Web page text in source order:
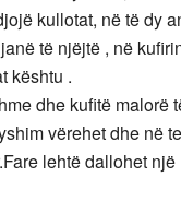
kullotat, në të dy
të njëjtë , në
kështu .
dhe kufitë malorë
vërehet dhe në
lehtë dallohet një